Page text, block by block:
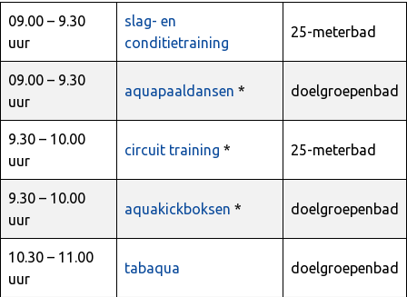
09.00 – 9.30
uur
slag- en
conditietraining
25-meterbad
09.00 – 9.30
uur
aquapaaldansen * doelgroepenbad
9.30 – 10.00
uur
circuit training * 25-meterbad
9.30 – 10.00
uur
aquakickboksen * doelgroepenbad
10.30 – 11.00
uur
tabaqua doelgroepenbad